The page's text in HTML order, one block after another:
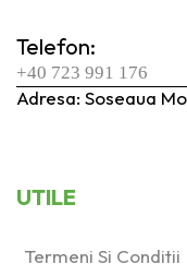
Telefon:
+40 723 991 176
Adresa: Soseaua
UTILE
Termeni Si Conditii